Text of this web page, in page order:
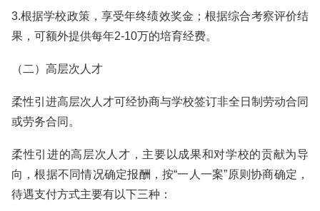
3.根据学校政策，享受年终绩效奖金；根据综合考察评价结
果，可额外提供每年2-10万的培育经费。
（二）高层次人才
柔性引进高层次人才可经协商与学校签订非全日制劳动合同
或劳务合同。
柔性引进的高层次人才，主要以成果和对学校的贡献为导
向，根据不同情况确定报酬，按“一人一案”原则协商确定，
待遇支付方式主要有以下三种：